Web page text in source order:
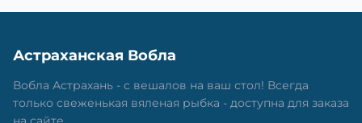
Астраханская Вобла
Вобла Астрахань - с вешалов на ваш стол! Всегда
только свеженькая вяленая рыбка - доступна для заказа